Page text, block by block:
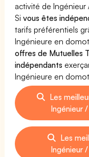
activité de
Sivous êtes
tarifs préférentiels
Ingénieure en
offres de Mutuelles
indépendants
Ingénieure en
Les
Ingénieur
Les
Ingénieur